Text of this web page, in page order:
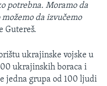
potrebna. Moramo da
da izvučemo
Gutereš.
ukrajinske vojske u
ukrajinskih boraca i
jedna grupa od 100 ljudi